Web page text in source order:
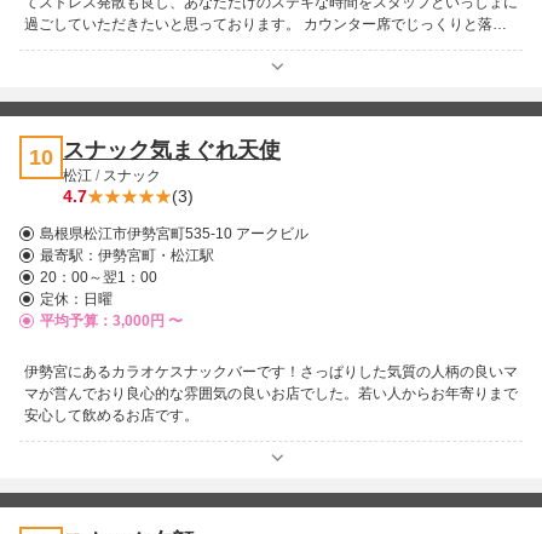
過ごしていただきたいと思っております。 カウンター席でじっくりと落ち
着いて愉しむもよし、ボックス席でワイワイ楽しく飲むもよし。気取らずに
楽しめる心地よい雰囲気がお客様に好評をいただいております。どうぞお待
10 スナック気まぐれ天使
松江 / スナック
4.7 (3)
島根県松江市伊勢宮町535-10 アークビル
最寄駅： 伊勢宮町・松江駅
20：00～翌1：00
定休：日曜
平均予算：3,000円 〜
伊勢宮にあるカラオケスナックバーです！さっぱりした気質の人柄の良いマ
マが営んでおり良心的な雰囲気の良いお店でした。若い人からお年寄りまで
安心して飲めるお店です。